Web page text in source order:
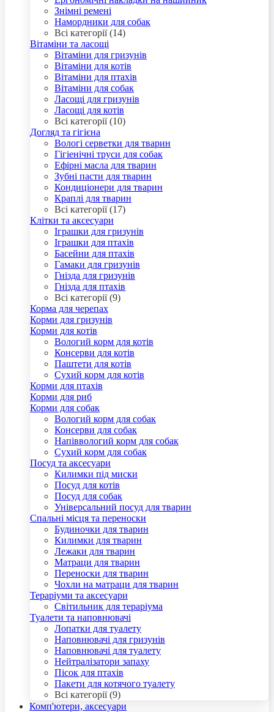
Знімні ремені
Намордники для собак
Всі категорії (14)
Вітаміни та ласощі
Вітаміни для гризунів
Вітаміни для котів
Вітаміни для птахів
Вітаміни для собак
Ласощі для гризунів
Ласощі для котів
Всі категорії (10)
Догляд та гігієна
Вологі серветки для тварин
Гігіенічні труси для собак
Ефірні масла для тварин
Зубні пасти для тварин
Кондиціонери для тварин
Краплі для тварин
Всі категорії (17)
Клітки та аксесуари
Іграшки для гризунів
Іграшки для птахів
Басейни для птахів
Гамаки для гризунів
Гнізда для гризунів
Гнізда для птахів
Всі категорії (9)
Корма для черепах
Корми для гризунів
Корми для котів
Вологий корм для котів
Консерви для котів
Паштети для котів
Сухий корм для котів
Корми для птахів
Корми для риб
Корми для собак
Вологий корм для собак
Консерви для собак
Напіввологий корм для собак
Сухий корм для собак
Посуд та аксесуари
Килимки під миски
Посуд для котів
Посуд для собак
Універсальний посуд для тварин
Спальні місця та переноски
Будиночки для тварин
Килимки для тварин
Лежаки для тварин
Матраци для тварин
Переноски для тварин
Чохли на матраци для тварин
Тераріуми та аксесуари
Світильник для тераріума
Туалети та наповнювачі
Лопатки для туалету
Наповнювачі для гризунів
Наповнювачі для туалету
Нейтралізатори запаху
Пісок для птахів
Пакети для котячого туалету
Всі категорії (9)
Комп'ютери, аксесуари